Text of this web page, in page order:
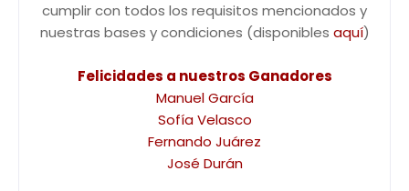
cumplir con todos los requisitos mencionados y
nuestras bases y condiciones (disponibles aquí)
Felicidades a nuestros Ganadores
Manuel García
Sofía Velasco
Fernando Juárez
José Durán